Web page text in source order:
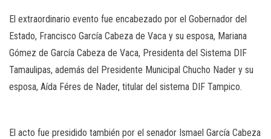
El extraordinario evento fue encabezado por el Gobernador del
Estado, Francisco García Cabeza de Vaca y su esposa, Mariana
Gómez de García Cabeza de Vaca, Presidenta del Sistema DIF
Tamaulipas, además del Presidente Municipal Chucho Nader y su
esposa, Aída Féres de Nader, titular del sistema DIF Tampico.
El acto fue presidido también por el senador Ismael García Cabeza